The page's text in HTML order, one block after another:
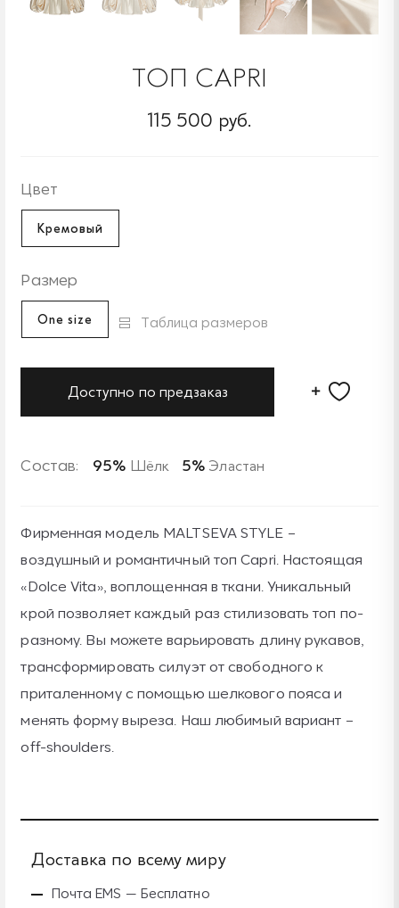
ТОП CAPRI
115 500 руб.
Цвет
Кремовый
Размер
One size Таблица размеров
Доступно по предзаказ
Состав: 95% Шёлк 5% Эластан
Фирменная модель MALTSEVA STYLE –
воздушный и романтичный топ Capri. Настоящая
«Dolce Vita», воплощенная в ткани. Уникальный
крой позволяет каждый раз стилизовать топ по-
разному. Вы можете варьировать длину рукавов,
трансформировать силуэт от свободного к
приталенному с помощью шелкового пояса и
менять форму выреза. Наш любимый вариант –
off-shoulders.
Доставка по всему миру
Почта EMS — Бесплатно